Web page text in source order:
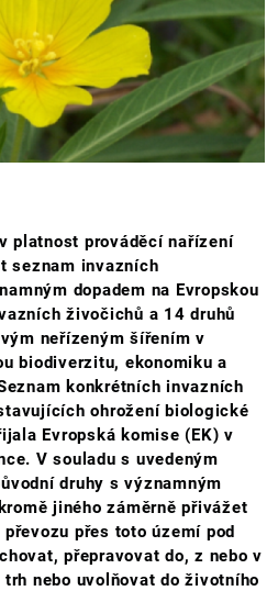
platnost prováděcí nařízení
seznam invazních
dopadem na Evropskou
živočichů a 14 druhů
neřízeným šířením v
biodiverzitu, ekonomiku a
konkrétních invazních
ohrožení biologické
Evropská komise (EK) v
V souladu s uvedeným
druhy s významným
jiného záměrně přivážet
přes toto území pod
přepravovat do, z nebo v
nebo uvolňovat do životního